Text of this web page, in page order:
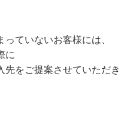
ていないお客様には、
に
先をご提案させていただき